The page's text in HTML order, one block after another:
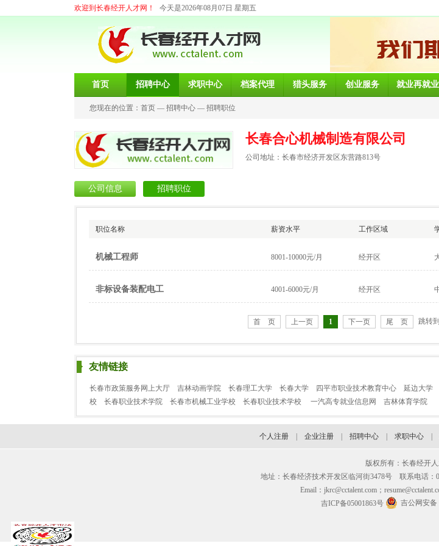
欢迎到长春经开人才网！ 今天是2026年08月07日 星期五
首页 招聘中心 求职中心 档案代理 猎头服务 创业服务 就业再就
您现在的位置： 首页 — 招聘中心 — 招聘职位
长春合心机械制造有限公司
公司地址：长春市经济开发区东营路813号
公司信息 招聘职位
职位名称 薪资水平 工作区域
机械工程师 8001-10000元/月 经开区
非标设备装配电工 4001-6000元/月 经开区
首 页 上一页 1 下一页 尾 页 跳转到
友情链接
长春市政策服务网上大厅 吉林动画学院 长春理工大学 长春大学 四平市职业技术教育中心 延边大学
校
长春职业技术学院 长春市机械工业学校 长春职业技术学校 一汽高专就业信息网 吉林体育学院
个人注册 企业注册 招聘中心 求职中心
版权所有：长春经开
地址：长春经济技术开发区临河街3478号 联系电话：
Email：jkrc@cctalent.com；
吉ICP备05001863号
吉公网安备